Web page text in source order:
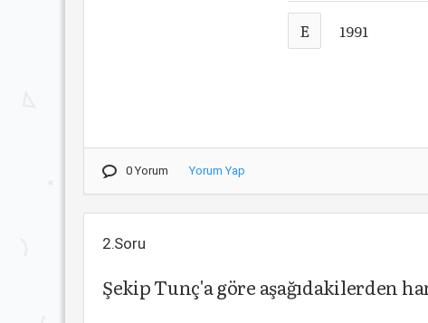
E 1991
0 Yorum Yorum Yap
2.Soru
Şekip Tunç'a göre aşağıdakilerden